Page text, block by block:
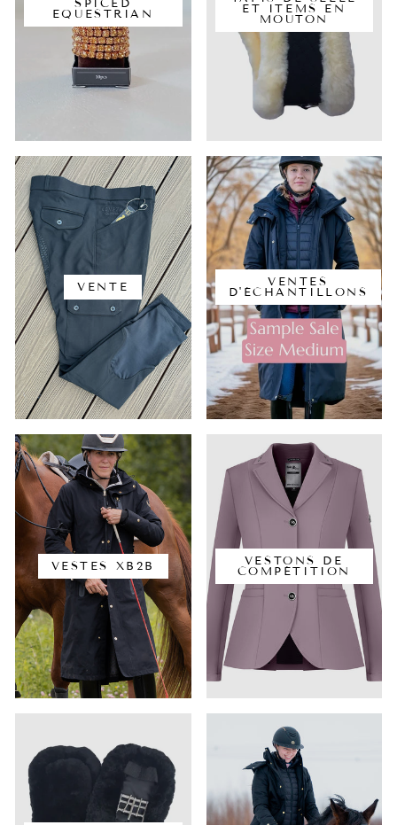
SPICED
EQUESTRIAN ET ITEMS EN
MOUTON
VENTE VENTES
D'ÉCHANTILLONS
VESTES XB2B VESTONS DE
COMPÉTITION